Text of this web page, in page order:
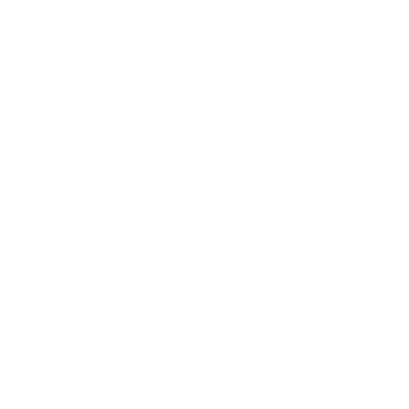
forêts, comme la forêt Umbra, et ses villages typiques des
les produits de la mer, l'huile d'olive et les spécialités